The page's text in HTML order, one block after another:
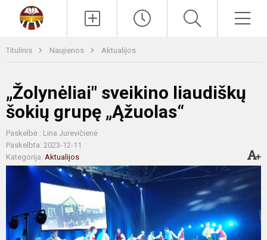
Titulinis Naujienos Aktualijos
„Žolynėliai" sveikino liaudiškų
šokių grupę „Ąžuolas“
Paskelbė : Lina Jurevičienė
Paskelbta: 2023-12-11
Kategorija: Aktualijos